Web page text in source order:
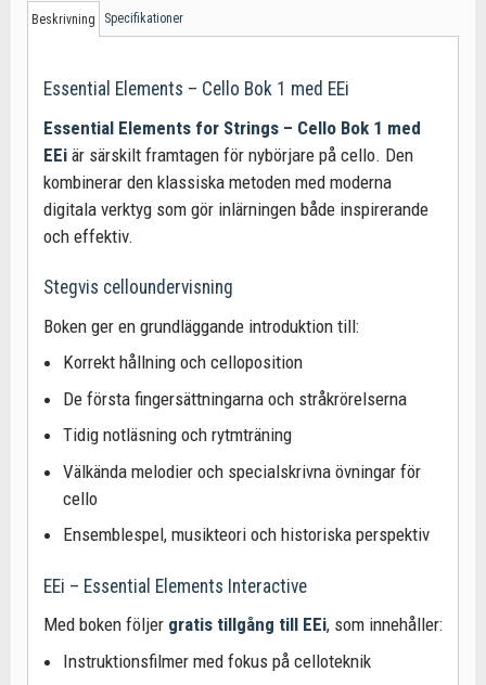
Beskrivning Specifikationer
Essential Elements – Cello Bok 1 med EEi
Essential Elements for Strings – Cello Bok 1 med
EEi är särskilt framtagen för nybörjare på cello. Den
kombinerar den klassiska metoden med moderna
digitala verktyg som gör inlärningen både inspirerande
och effektiv.
Stegvis celloundervisning
Boken ger en grundläggande introduktion till:
Korrekt hållning och celloposition
De första fingersättningarna och stråkrörelserna
Tidig notläsning och rytmträning
Välkända melodier och specialskrivna övningar för
cello
Ensemblespel, musikteori och historiska perspektiv
EEi – Essential Elements Interactive
Med boken följer gratis tillgång till EEi, som innehåller:
Instruktionsfilmer med fokus på celloteknik